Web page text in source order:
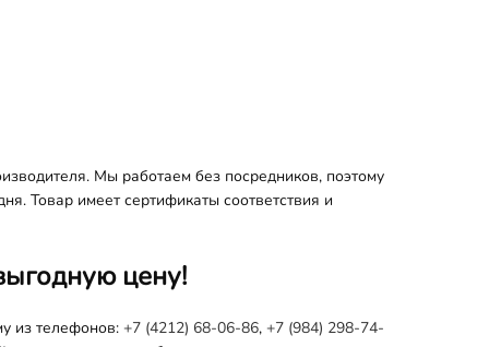
Мы работаем без посредников, поэтому
Товар имеет сертификаты соответствия и
цену!
из телефонов: +7 (4212) 68-06-86, +7 (984) 298-74-